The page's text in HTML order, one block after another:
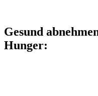
Gesund
Hunger: